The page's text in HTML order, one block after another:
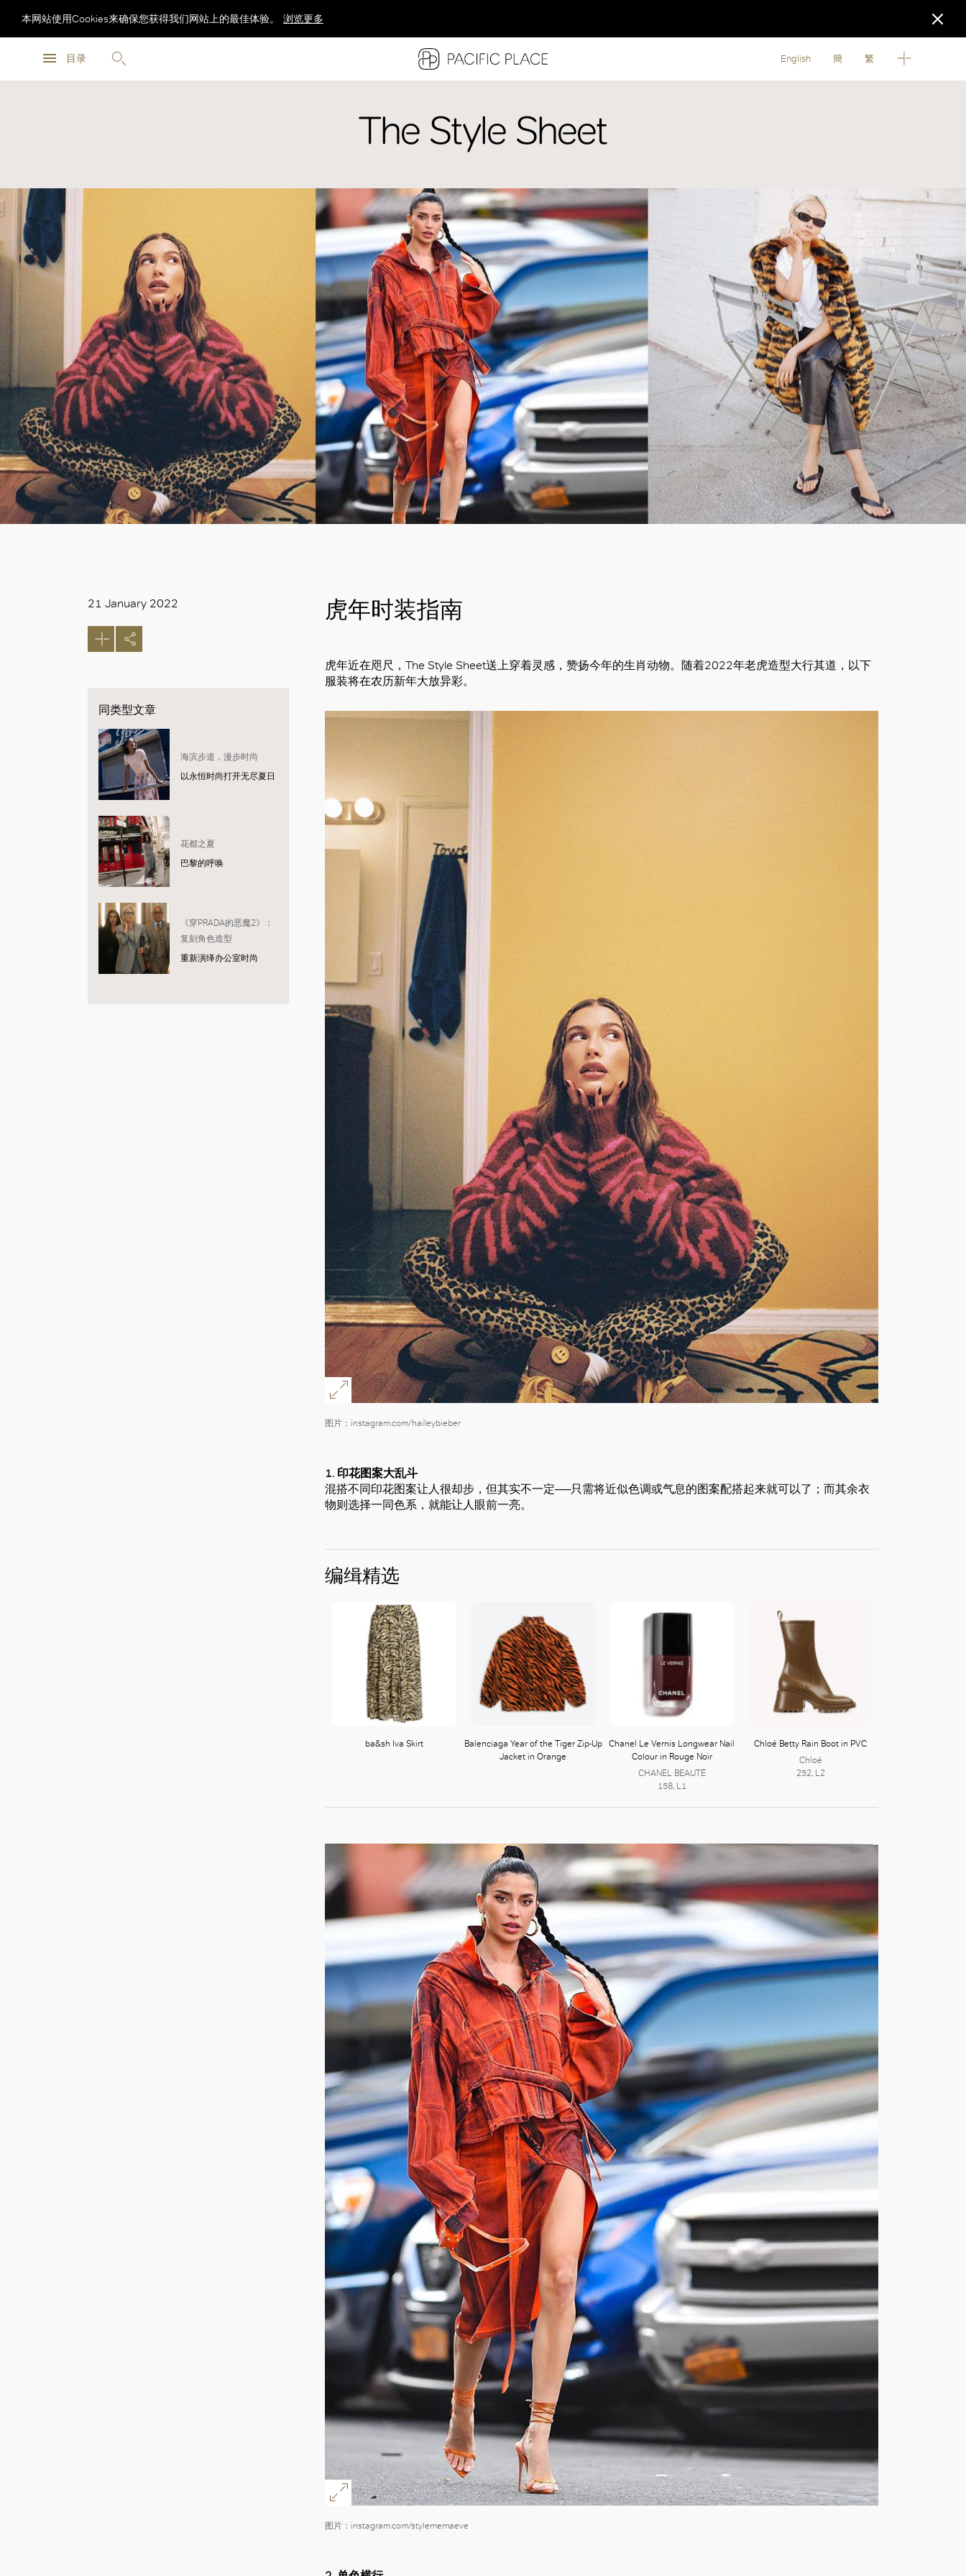
目录
本网站使用Cookies来确保您获得我们网站上的最佳体验。 浏览更多
English 簡 繁
The Style Sheet
21 January 2022
同类型文章
海滨步道，漫步时尚
以永恒时尚打开无尽夏日
花都之夏
巴黎的呼唤
《穿PRADA的恶魔2》：
复刻角色造型
重新演绎办公室时尚
虎年时装指南
虎年近在咫尺，The Style Sheet送上穿着灵感，赞扬今年的生肖动物。随着2022年老虎造型大行其道，以下
服装将在农历新年大放异彩。
图片：instagram.com/haileybieber
1. 印花图案大乱斗
混搭不同印花图案让人很却步，但其实不一定──只需将近似色调或气息的图案配搭起来就可以了；而其余衣
物则选择一同色系，就能让人眼前一亮。
编缉精选
ba&sh Iva Skirt
Balenciaga Year of the Tiger Zip-Up
Jacket in Orange
Chanel Le Vernis Longwear Nail
Colour in Rouge Noir
CHANEL BEAUTÉ
158, L1
Chloé Betty Rain Boot in PVC
Chloé
252, L2
图片：instagram.com/stylememaeve